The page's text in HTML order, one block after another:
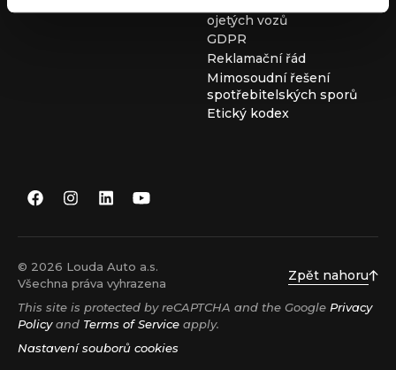
podmínky při nákupu
ojetých vozů
GDPR
Reklamační řád
Mimosoudní řešení
spotřebitelských sporů
Etický kodex
© 2026 Louda Auto a.s.
Všechna práva vyhrazena
Zpět nahoru
This site is protected by reCAPTCHA and the Google Privacy
Policyand Terms of Service apply.
Nastavení souborů cookies